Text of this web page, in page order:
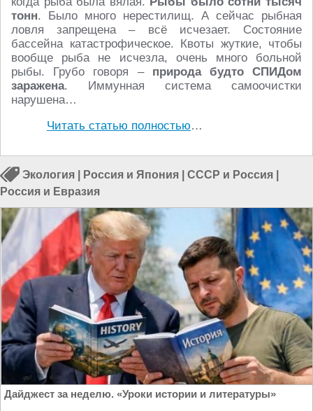
тонн. Было много нерестилищ. А сейчас рыбная
ловля запрещена – всё исчезает. Состояние
бассейна катастрофическое. Квоты жуткие, чтобы
вообще рыба не исчезла, очень много больной
рыбы. Грубо говоря – природа будто СПИДом
заражена. Иммунная система самоочистки
нарушена…
Читать статью полностью…
Экология Россия и Япония СССР и Россия
Россия и Евразия
Дайджест за неделю. «Уроки истории и литературы»